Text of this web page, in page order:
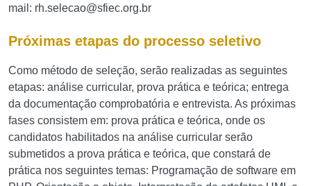
mail: rh.selecao@sfiec.org.br
Próximas etapas do processo seletivo
Como método de seleção, serão realizadas as seguintes
etapas: análise curricular, prova prática e teórica; entrega
da documentação comprobatória e entrevista. As próximas
fases consistem em: prova prática e teórica, onde os
candidatos habilitados na análise curricular serão
submetidos a prova prática e teórica, que constará de
prática nos seguintes temas: Programação de software em